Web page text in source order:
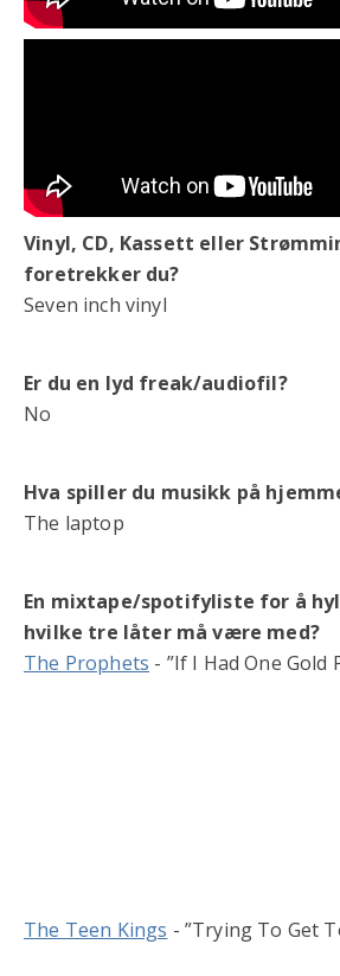
Vinyl, CD, Kassett eller
foretrekker du?
Seven inch vinyl
Er du en lyd freak/audiofil?
No
Hva spiller du musikk på
The laptop
En mixtape/spotifyliste for å
hvilke tre låter må være med?
The Prophets - ”If I Had One Gold
The Teen Kings - ”Trying To Get